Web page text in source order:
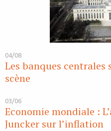
04/08
Les banques centrales
scène
03/06
Economie mondiale :
Juncker sur l’inflation